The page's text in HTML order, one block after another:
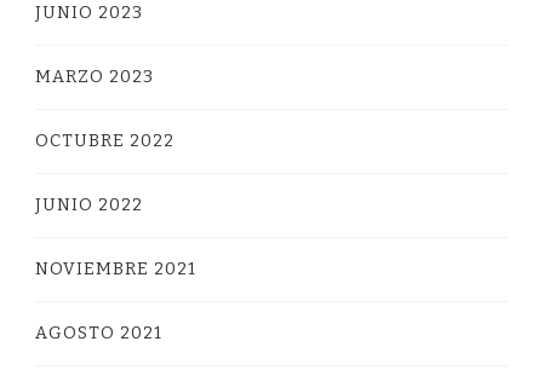
JUNIO 2023
MARZO 2023
OCTUBRE 2022
JUNIO 2022
NOVIEMBRE 2021
AGOSTO 2021